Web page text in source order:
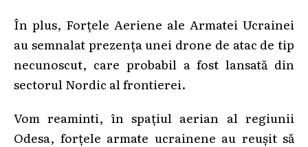
În plus, Forțele Aeriene ale Armatei Ucrainei
au semnalat prezența unei drone de atac de tip
necunoscut, care probabil a fost lansată din
sectorul Nordic al frontierei.
Vom reaminti, în spațiul aerian al regiunii
Odesa, forțele armate ucrainene au reușit să